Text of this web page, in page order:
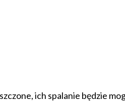
ich spalanie będzie